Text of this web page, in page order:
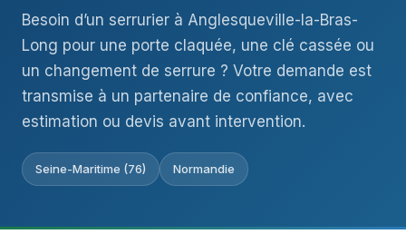
Besoin d’un serrurier à Anglesqueville-la-Bras-
Long pour une porte claquée, une clé cassée ou
un changement de serrure ? Votre demande est
transmise à un partenaire de confiance, avec
estimation ou devis avant intervention.
Seine-Maritime (76) Normandie